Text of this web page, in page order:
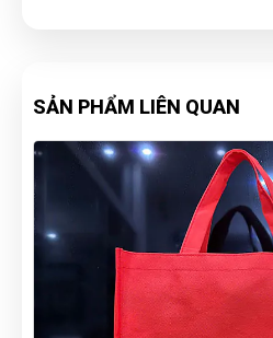
SẢN PHẨM LIÊN QUAN